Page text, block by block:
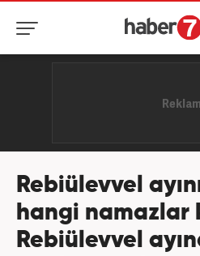
Rebiülevvel
hangi namazlar
Rebiülevvel